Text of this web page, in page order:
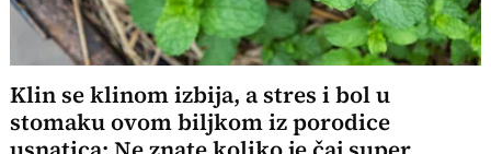
Klin se klinom izbija, a stres i bol u
stomaku ovom biljkom iz porodice